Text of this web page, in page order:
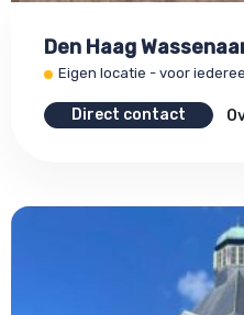
Den Haag
Eigen locatie - voor
Direct contact